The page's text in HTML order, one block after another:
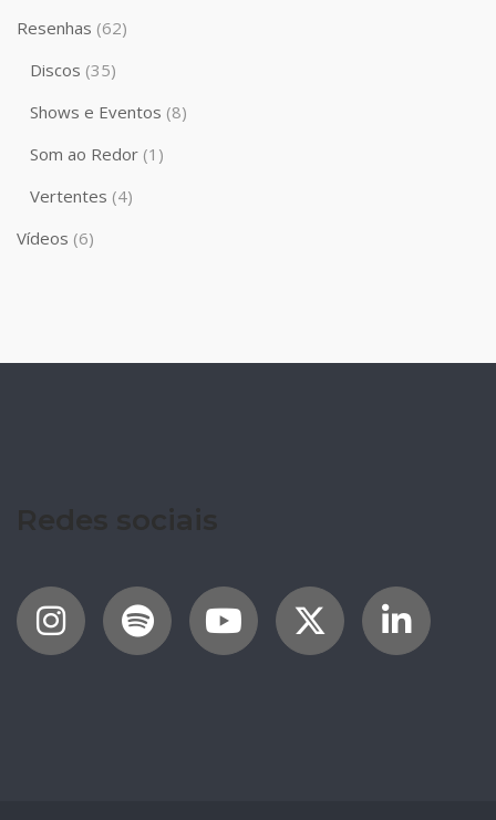
Resenhas (62)
Discos (35)
Shows e Eventos (8)
Som ao Redor (1)
Vertentes (4)
Vídeos (6)